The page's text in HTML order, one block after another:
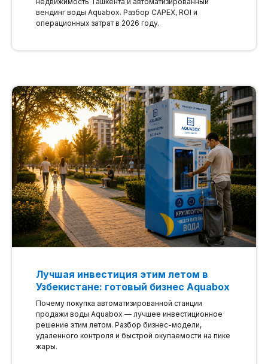
вендинг воды Aquabox. Разбор CAPEX, ROI и
операционных затрат в 2026 году.
Лучшая инвестиция этим летом в
Узбекистане: готовый бизнес Aquabox
Почему покупка автоматизированной станции
продажи воды Aquabox — лучшее инвестиционное
решение этим летом. Разбор бизнес-модели,
удаленного контроля и быстрой окупаемости на пике
жары.